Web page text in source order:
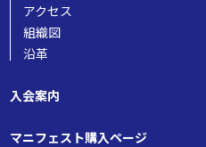
アクセス
組織図
沿革
入会案内
マニフェスト購入ページ